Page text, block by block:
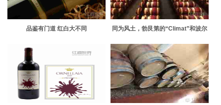
品鉴有门道 红白大不同
同为风土，勃艮第的“Climat”和波尔